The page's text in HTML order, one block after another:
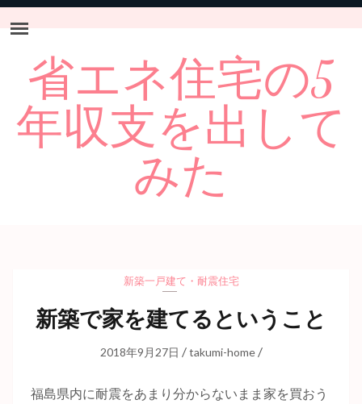
省エネ住宅の5
年収支を出して
みた
新築一戸建て ・ 耐震住宅
新築で家を建てるということ
2018年9月27日 /takumi-home/
福島県内に耐震をあまり分からないまま家を買おう